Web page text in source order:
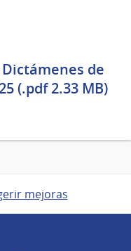
de
(.pdf 2.33 MB)
mejoras